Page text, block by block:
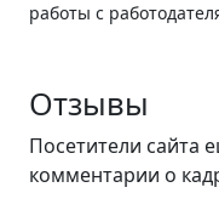
работы с
Отзывы
Посетители сайта
комментарии о